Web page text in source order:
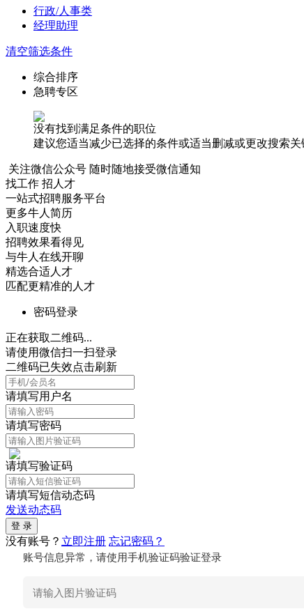
行政/人事类
经理助理
清空筛选条件
综合排序
急聘专区
没有找到满足条件的职位
建议您适当减少已选择的条件或适当删减或更改搜索关
关注微信公众号 随时随地接受微信通知
找工作 招人才
一站式招聘服务平台
更多牛人简历
入职速度快
招聘效果看得见
与牛人在线开聊
精选合适人才
匹配更精准的人才
密码登录
正在获取二维码...
请使用微信扫一扫登录
二维码已失效点击刷新
请填写用户名
请填写密码
请填写验证码
请填写短信动态码
发送动态码
没有账号？ 立即注册 忘记密码？
账号信息异常，请使用手机验证码验证登录